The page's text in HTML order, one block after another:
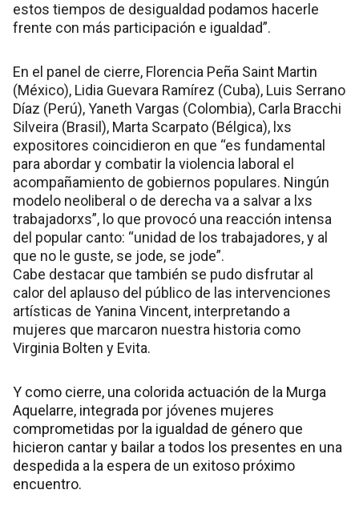
estos tiempos de desigualdad podamos hacerle
frente con más participación e igualdad”.
En el panel de cierre, Florencia Peña Saint Martin
(México), Lidia Guevara Ramírez (Cuba), Luis Serrano
Díaz (Perú), Yaneth Vargas (Colombia), Carla Bracchi
Silveira (Brasil), Marta Scarpato (Bélgica), lxs
expositores coincidieron en que “es fundamental
para abordar y combatir la violencia laboral el
acompañamiento de gobiernos populares. Ningún
modelo neoliberal o de derecha va a salvar a lxs
trabajadorxs”, lo que provocó una reacción intensa
del popular canto: “unidad de los trabajadores, y al
que no le guste, se jode, se jode”.
Cabe destacar que también se pudo disfrutar al
calor del aplauso del público de las intervenciones
artísticas de Yanina Vincent, interpretando a
mujeres que marcaron nuestra historia como
Virginia Bolten y Evita.
Y como cierre, una colorida actuación de la Murga
Aquelarre, integrada por jóvenes mujeres
comprometidas por la igualdad de género que
hicieron cantar y bailar a todos los presentes en una
despedida a la espera de un exitoso próximo
encuentro.